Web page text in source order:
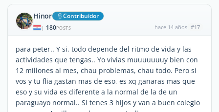
Hinor Contribuidor
| 180POSTS hace 14 años #17
para peter.. Y si, todo depende del ritmo de vida y las
actividades que tengas.. Yo vivias muuuuuuuy bien con
12 millones al mes, chau problemas, chau todo. Pero si
vos y tu flia gastan mas de eso, es xq ganaras mas que
eso y su vida es diferente a la normal de la de un
paraguayo normal.. Si tenes 3 hijos y van a buen colegio